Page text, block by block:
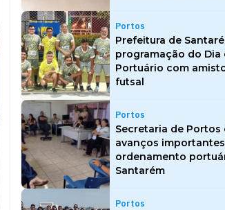
Portos
Prefeitura de
programação do Dia
Portuário com
futsal
Portos
Secretaria de Portos
avanços
ordenamento
Santarém
Portos